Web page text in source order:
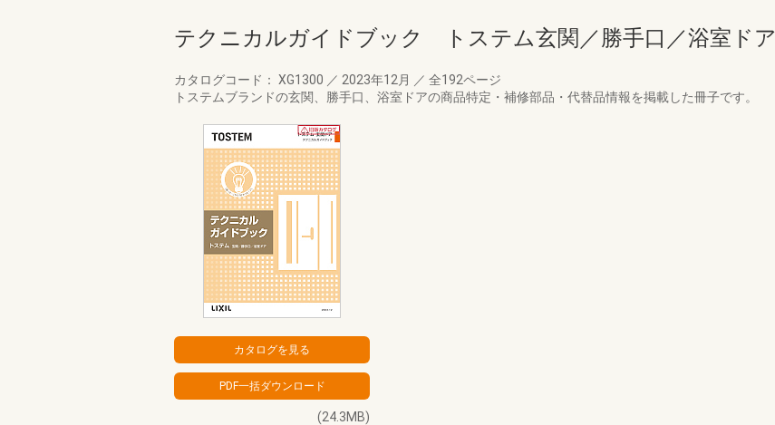
テクニカルガイドブック トステム玄関／勝手口／浴室ドア
カタログコード： XG1300 ／ 2023年12月 ／ 全192ページ
トステムブランドの玄関、勝手口、浴室ドアの商品特定・補修部品・代替品情報を掲載した冊子です。
(24.3MB)